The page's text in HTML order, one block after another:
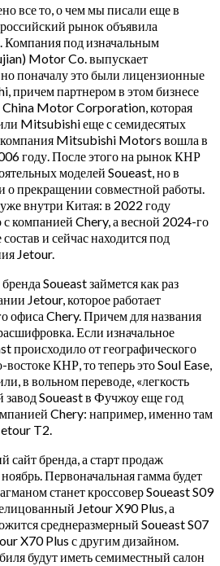
все то, о чем мы писали еще в
рынок объявила
Компания под изначальным
Motor Co. выпускает
поначалу это были лицензионные
причем партнером в этом бизнесе
China Motor Corporation, которая
Mitsubishi еще с семидесятых
компания Mitsubishi Motors вошла в
году. После этого на рынок КНР
моделей Soueast, но в
прекращении совместной работы.
внутри Китая: в 2022 году
с компанией Chery, а весной 2024-го
и сейчас находится под
Jetour.
Soueast займется как раз
Jetour, которое работает
офиса Chery. Причем для названия
Если изначальное
происходило от географического
КНР, то теперь это Soul Ease,
в вольном переводе, «легкость
завод Soueast в Фучжоу еще год
Chery: например, именно там
T2.
сайт бренда, а старт продаж
Первоначальная гамма будет
станет кроссовер Soueast S09
Jetour X90 Plus, а
среднеразмерный Soueast S07
X70 Plus с другим дизайном.
будут иметь семиместный салон